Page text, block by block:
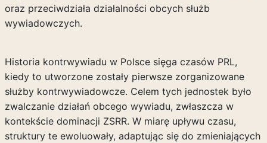
oraz przeciwdziała działalności obcych służb
wywiadowczych.
Historia kontrwywiadu w Polsce sięga czasów PRL,
kiedy to utworzone zostały pierwsze zorganizowane
służby kontrwywiadowcze. Celem tych jednostek było
zwalczanie działań obcego wywiadu, zwłaszcza w
kontekście dominacji ZSRR. W miarę upływu czasu,
struktury te ewoluowały, adaptując się do zmieniających